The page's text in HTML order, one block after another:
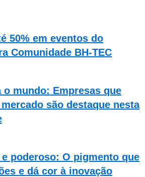
50% em eventos do
Comunidade BH-TEC
o mundo: Empresas que
são destaque nesta
poderoso: O pigmento que
e dá cor à inovação